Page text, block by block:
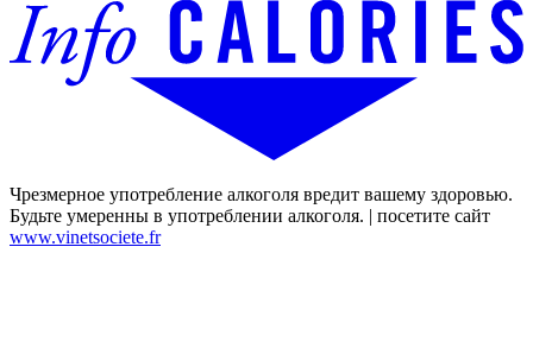
Чрезмерное употребление алкоголя вредит вашему здоровью.
Будьте умеренны в употреблении алкоголя. | посетите сайт
www.vinetsociete.fr